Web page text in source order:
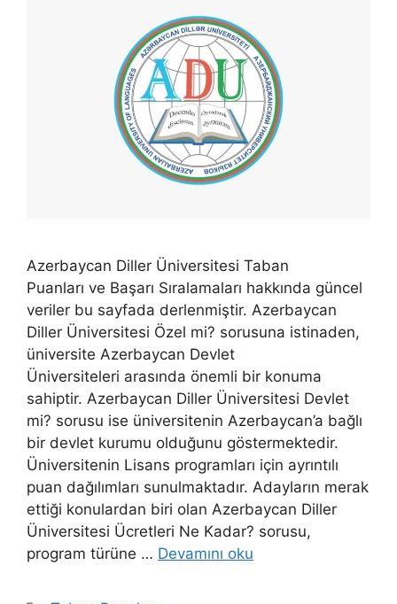
Azerbaycan Diller Üniversitesi Taban
Puanları ve Başarı Sıralamaları hakkında güncel
veriler bu sayfada derlenmiştir. Azerbaycan
Diller Üniversitesi Özel mi? sorusuna istinaden,
üniversite Azerbaycan Devlet
Üniversiteleri arasında önemli bir konuma
sahiptir. Azerbaycan Diller Üniversitesi Devlet
mi? sorusu ise üniversitenin Azerbaycan’a bağlı
bir devlet kurumu olduğunu göstermektedir.
Üniversitenin Lisans programları için ayrıntılı
puan dağılımları sunulmaktadır. Adayların merak
ettiği konulardan biri olan Azerbaycan Diller
Üniversitesi Ücretleri Ne Kadar? sorusu,
program türüne … Devamını oku